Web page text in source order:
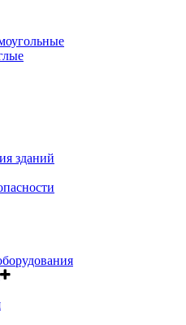
зданий